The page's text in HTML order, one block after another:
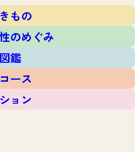
の
めぐみ
ス
ン
隊
TOP
ものマップ
フォーム
もの
のめぐみ
鑑
ース
ョン